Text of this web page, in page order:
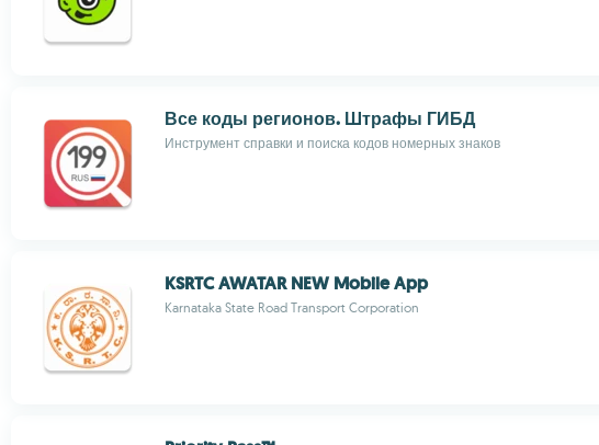
Все коды регионов. Штрафы ГИБД
Инструмент справки и поиска кодов номерных знаков
KSRTC AWATAR NEW Mobile App
Karnataka State Road Transport Corporation